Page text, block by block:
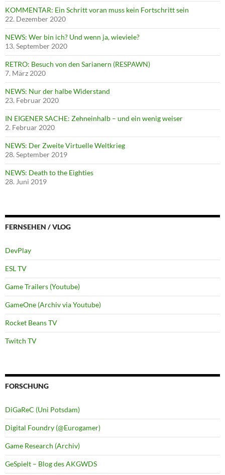
KOMMENTAR: Ein Schritt voran muss kein Fortschritt sein
22. Dezember 2020
NEWS: Wer bin ich? Und wenn ja, wieviele?
13. September 2020
RETRO: Besuch von den Sarianern (RESPAWN)
7. März 2020
NEWS: Nur der halbe Widerstand
23. Februar 2020
IN EIGENER SACHE: Zehneinhalb – und ein wenig weiser
2. Februar 2020
NEWS: Der Zweite Virtuelle Weltkrieg
28. September 2019
NEWS: Death to the Eighties
28. Juni 2019
FERNSEHEN / VLOG
DevPlay
ESL TV
Game Trailers (Youtube)
GameOne (Archiv via Youtube)
Rocket Beans TV
Twitch TV
FORSCHUNG
DiGaReC (Uni Potsdam)
Digital Foundry (@Eurogamer)
Game Research (Archiv)
GeSpielt – Blog des AKGWDS